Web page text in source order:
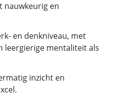
nauwkeurig en
en denkniveau, met
leergierige mentaliteit als
inzicht en